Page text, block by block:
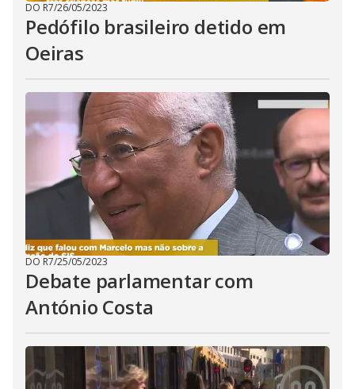
DO R7/26/05/2023
Pedófilo brasileiro detido em
Oeiras
DO R7/25/05/2023
Debate parlamentar com
António Costa